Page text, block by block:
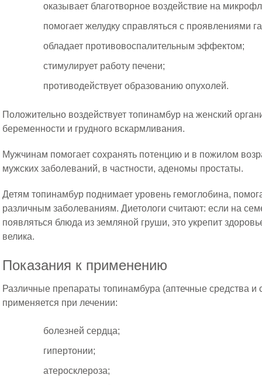
оказывает благотворное воздействие на
помогает желудку справляться с проявлениями
обладает противовоспалительным эффектом;
стимулирует работу печени;
противодействует образованию опухолей.
Положительно воздействует топинамбур на женский
беременности и грудного вскармливания.
Мужчинам помогает сохранять потенцию и в пожилом
мужских заболеваний, в частности, аденомы простаты.
Детям топинамбур поднимает уровень гемоглобина,
различным заболеваниям. Диетологи считают: если на
появляться блюда из земляной груши, это укрепит
велика.
Показания к применению
Различные препараты топинамбура (аптечные средства
применяется при лечении:
болезней сердца;
гипертонии;
атеросклероза;